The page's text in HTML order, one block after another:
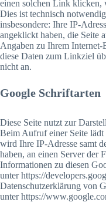
einen solchen Link klicken,
Dies ist technisch
insbesondere: Ihre IP-
angeklickt haben, die Seite
Angaben zu Ihrem Internet-
diese Daten zum Linkziel
nicht an.
Google Schriftarten
Diese Seite nutzt zur
Beim Aufruf einer Seite
wird Ihre IP-Adresse samt
haben, an einen Server der
Informationen zu diesen
unter https://
Datenschutzerklärung von
unter https://